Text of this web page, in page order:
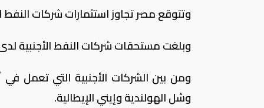
وتتوقع مصر تجاوز استثمارات شركات النفط
وبلغت مستحقات شركات النفط الأجنبية لدى الحكومة 2.3 مليار دولار
ومن بين الشركات الأجنبية التي تعمل
وشل الهولندية وإيني الإيطالية.